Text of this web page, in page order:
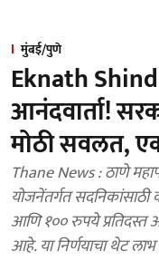
मुंबई/पुणे
Eknath
आनंदवार्ता!
मोठी सवलत,
Thane News : ठाणे
योजनेंतर्गत
आणि १०० रुपये प्रतिदस्त
आहे. या निर्णयाचा थेट